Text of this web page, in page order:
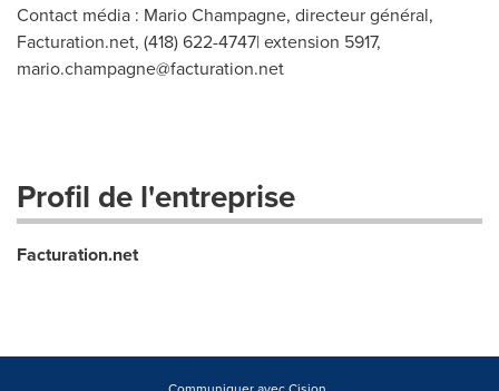
Contact média : Mario Champagne, directeur général,
Facturation.net, (418) 622-4747| extension 5917,
mario.champagne@facturation.net
Profil de l'entreprise
Facturation.net